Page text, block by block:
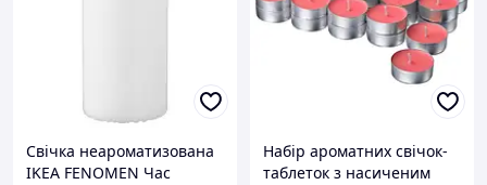
Свічка неароматизована
IKEA FENOMEN Час
Набір ароматних свічок-
таблеток з насиченим